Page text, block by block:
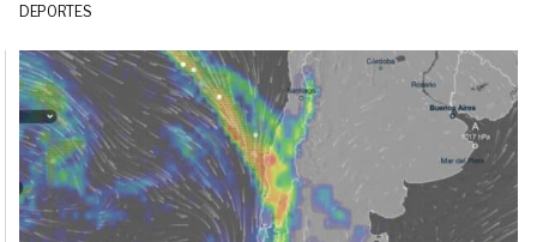
DEPORTES